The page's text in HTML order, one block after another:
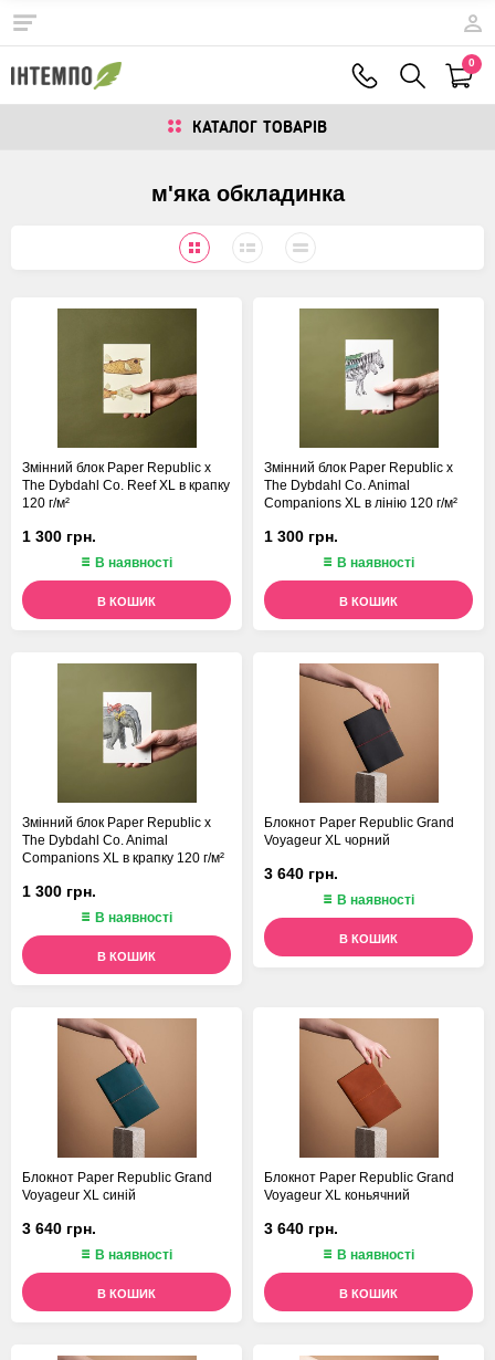
0
КАТАЛОГ ТОВАРIВ
м'яка обкладинка
Змінний блок Paper Republic x
The Dybdahl Co. Reef XL в крапку
120 г/м²
1 300 грн.
В наявності
В КОШИК
Змінний блок Paper Republic x
The Dybdahl Co. Animal
Companions XL в лінію 120 г/м²
1 300 грн.
В наявності
В КОШИК
Змінний блок Paper Republic x
The Dybdahl Co. Animal
Companions XL в крапку 120 г/м²
1 300 грн.
В наявності
В КОШИК
Блокнот Paper Republic Grand
Voyageur XL чорний
3 640 грн.
В наявності
В КОШИК
Блокнот Paper Republic Grand
Voyageur XL синій
3 640 грн.
В наявності
В КОШИК
Блокнот Paper Republic Grand
Voyageur XL коньячний
3 640 грн.
В наявності
В КОШИК